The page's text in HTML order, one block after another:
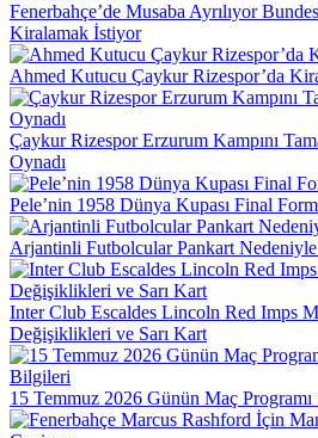
Fenerbahçe’de Musaba Ayrılıyor
Kiralamak İstiyor
Ahmed Kutucu Çaykur Rizespor’da
Çaykur Rizespor Erzurum Kampını
Oynadı
Pele’nin 1958 Dünya Kupası Final
Arjantinli Futbolcular Pankart
Inter Club Escaldes Lincoln Red Imps
Değişiklikleri ve Sarı Kart
15 Temmuz 2026 Günün Maç Programı